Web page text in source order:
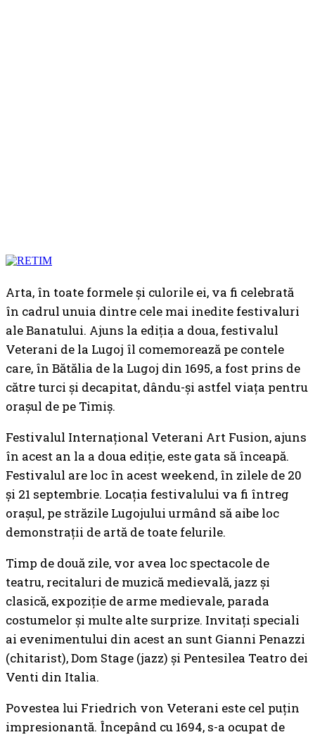
Arta, în toate formele și culorile ei, va fi celebrată
în cadrul unuia dintre cele mai inedite festivaluri
ale Banatului. Ajuns la ediția a doua, festivalul
Veterani de la Lugoj îl comemorează pe contele
care, în Bătălia de la Lugoj din 1695, a fost prins de
către turci și decapitat, dându-și astfel viața pentru
orașul de pe Timiș.
Festivalul Internațional Veterani Art Fusion, ajuns
în acest an la a doua ediție, este gata să înceapă.
Festivalul are loc în acest weekend, în zilele de 20
și 21 septembrie. Locația festivalului va fi întreg
orașul, pe străzile Lugojului urmând să aibe loc
demonstrații de artă de toate felurile.
Timp de două zile, vor avea loc spectacole de
teatru, recitaluri de muzică medievală, jazz și
clasică, expoziție de arme medievale, parada
costumelor și multe alte surprize. Invitați speciali
ai evenimentului din acest an sunt Gianni Penazzi
(chitarist), Dom Stage (jazz) și Pentesilea Teatro dei
Venti din Italia.
Povestea lui Friedrich von Veterani este cel puțin
impresionantă. Începând cu 1694, s-a ocupat de